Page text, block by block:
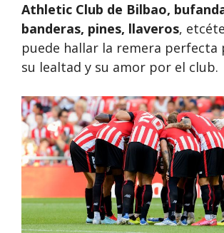
Athletic Club de Bilbao,
banderas, pines, llaveros,
puede hallar la remera
su lealtad y su amor por el club.